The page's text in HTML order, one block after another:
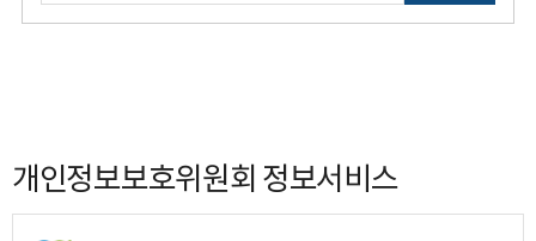
개인정보보호위원회 정보서비스